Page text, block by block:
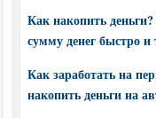
Как накопить
сумму денег быстро
Как заработать на
накопить деньги на